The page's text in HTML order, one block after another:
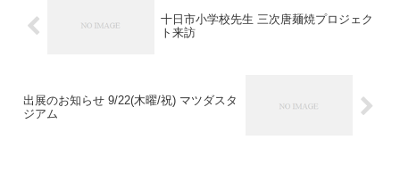
十日市小学校先生 三次唐麺焼プロジェク
ト来訪
出展のお知らせ 9/22(木曜/祝) マツダスタ
ジアム